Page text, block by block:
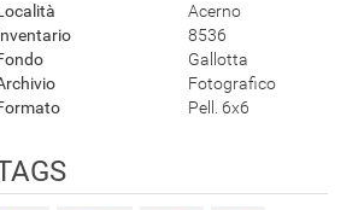
Acerno
8536
Gallotta
Fotografico
Pell. 6x6